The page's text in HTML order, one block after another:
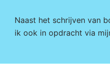
Naast het schrijven van
ik ook in opdracht via